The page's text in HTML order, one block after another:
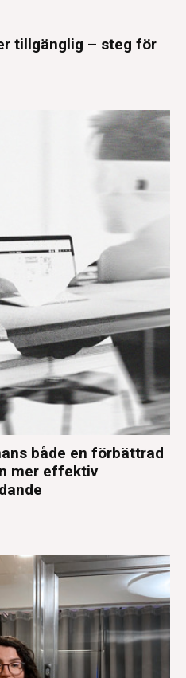
tillgänglig – steg för
både en förbättrad
mer effektiv